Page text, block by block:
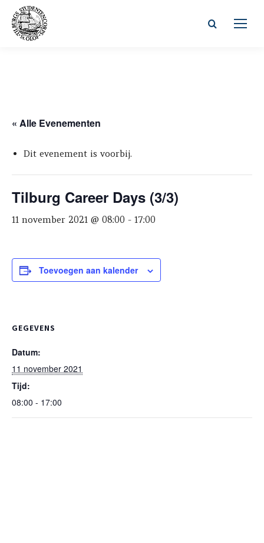
Zoeken:
« Alle Evenementen
Dit evenement is voorbij.
Tilburg Career Days (3/3)
11 november 2021 @ 08:00 - 17:00
Toevoegen aan kalender
GEGEVENS
Datum:
11 november 2021
Tijd:
08:00 - 17:00